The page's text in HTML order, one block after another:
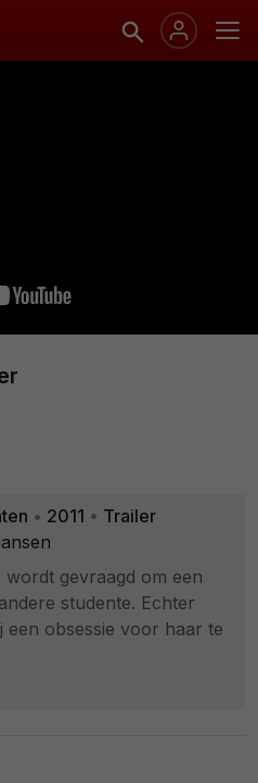
• 2011 • Trailer
wordt gevraagd om een
studente. Echter
een obsessie voor haar te